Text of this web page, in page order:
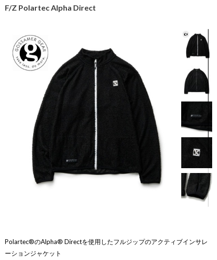
F/Z Polartec Alpha Direct
Polartec®のAlpha® Directを使用したフルジップのアクティブインサレ
ーションジャケット